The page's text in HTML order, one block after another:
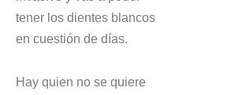
tener los dientes blancos
en cuestión de días.
Hay quien no se quiere